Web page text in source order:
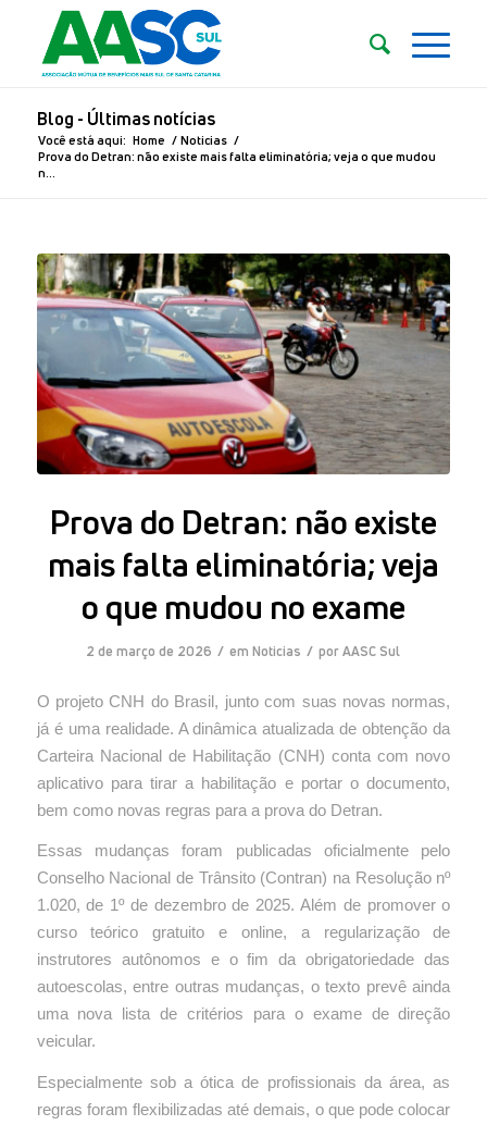
Blog - Últimas notícias
Você está aqui: Home / Noticias /
Prova do Detran: não existe mais falta eliminatória; veja o que mudou
n...
Prova do Detran: não existe
mais falta eliminatória; veja
o que mudou no exame
2 de março de 2026 / emNoticias / porAASC Sul
O projeto CNH do Brasil, junto com suas novas normas,
já é uma realidade. A dinâmica atualizada de obtenção da
Carteira Nacional de Habilitação (CNH) conta com novo
aplicativo para tirar a habilitação e portar o documento,
bem como novas regras para a prova do Detran.
Essas mudanças foram publicadas oficialmente pelo
Conselho Nacional de Trânsito (Contran) na Resolução nº
1.020, de 1º de dezembro de 2025. Além de promover o
curso teórico gratuito e online, a regularização de
instrutores autônomos e o fim da obrigatoriedade das
autoescolas, entre outras mudanças, o texto prevê ainda
uma nova lista de critérios para o exame de direção
veicular.
Especialmente sob a ótica de profissionais da área, as
regras foram flexibilizadas até demais, o que pode colocar